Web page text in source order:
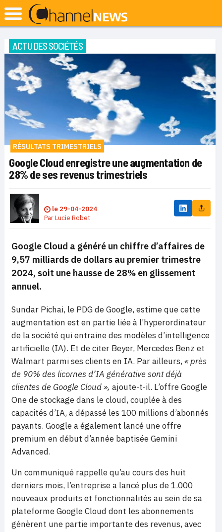
ACTU DES SOCIÉTÉS
RÉSULTATS TRIMESTRIELS
Google Cloud enregistre une augmentation de
28% de ses revenus trimestriels
le 29-04-2024
ParLucie Robet
Google Cloud a généré un chiffre d’affaires de
9,57 milliards de dollars au premier trimestre
2024, soit une hausse de 28% en glissement
annuel.
Sundar Pichai, le PDG de Google, estime que cette
augmentation est en partie liée à l’hyperordinateur
de la société qui entraine des modèles d’intelligence
artificielle (IA). Et de citer Beyer, Mercedes Benz et
Walmart parmi ses clients en IA. Par ailleurs, « près
de 90% des licornes d’IA générative sont déjà
clientes de Google Cloud », ajoute-t-il. L’offre Google
One de stockage dans le cloud, couplée à des
capacités d’IA, a dépassé les 100 millions d’abonnés
payants. Google a également lancé une offre
premium en début d’année baptisée Gemini
Advanced.
Un communiqué rappelle qu’au cours des huit
derniers mois, l’entreprise a lancé plus de 1.000
nouveaux produits et fonctionnalités au sein de sa
plateforme Google Cloud dont les abonnements
génèrent une partie importante des revenus, avec